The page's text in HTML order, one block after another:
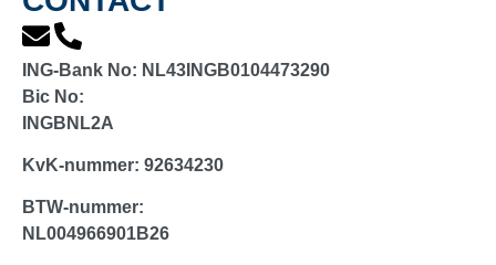
ING-Bank No: NL43INGB0104473290
Bic No:
INGBNL2A
KvK-nummer: 92634230
BTW-nummer:
NL004966901B26